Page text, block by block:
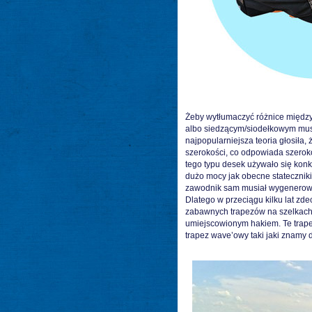
Żeby wytłumaczyć różnice
albo siedzącym/siodełkowym
najpopularniejsza teoria głosiła,
szerokości, co odpowiada
tego typu desek używało się
dużo mocy jak obecne
zawodnik sam musiał
Dlatego w przeciągu kilku lat
zabawnych trapezów na
umiejscowionym hakiem. Te
trapez wave’owy taki jaki znamy